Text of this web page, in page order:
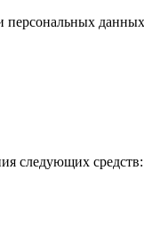
персональных
следующих